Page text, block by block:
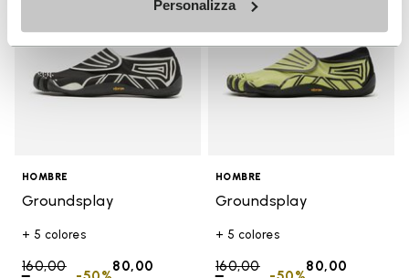
Personalizza
HOMBRE
Groundsplay
+ 5 colores
Price reduced from
160,00
80,00
HOMBRE
Groundsplay
+ 5 colores
Price reduced from
160,00
80,00